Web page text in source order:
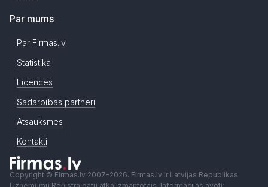
Par mums
Par Firmas.lv
Statistika
Licences
Sadarbības partneri
Atsauksmes
Kontakti
Copyright © Firmas.lv 2007-2026. Firmas.lv ir Latvijas Republikas